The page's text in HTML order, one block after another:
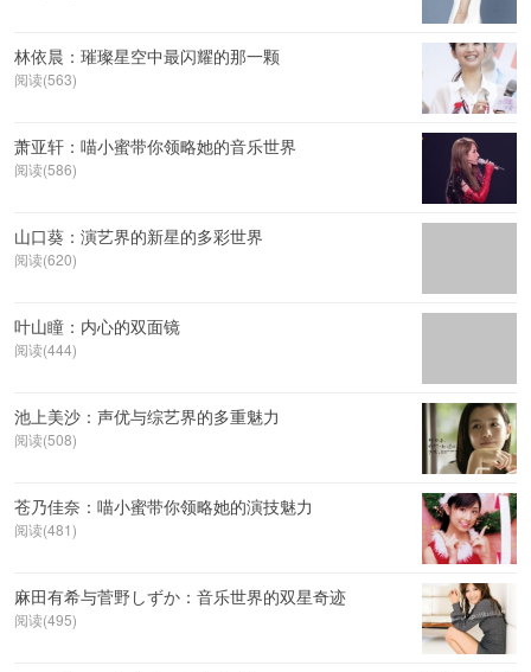
林依晨：璀璨星空中最闪耀的那一颗
阅读(563)
萧亚轩：喵小蜜带你领略她的音乐世界
阅读(586)
山口葵：演艺界的新星的多彩世界
阅读(620)
叶山瞳：内心的双面镜
阅读(444)
池上美沙：声优与综艺界的多重魅力
阅读(508)
苍乃佳奈：喵小蜜带你领略她的演技魅力
阅读(481)
麻田有希与菅野しずか：音乐世界的双星奇迹
阅读(495)